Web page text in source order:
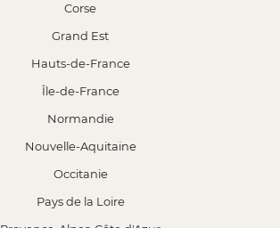
Corse
Grand Est
Hauts-de-France
Île-de-France
Normandie
Nouvelle-Aquitaine
Occitanie
Pays de la Loire